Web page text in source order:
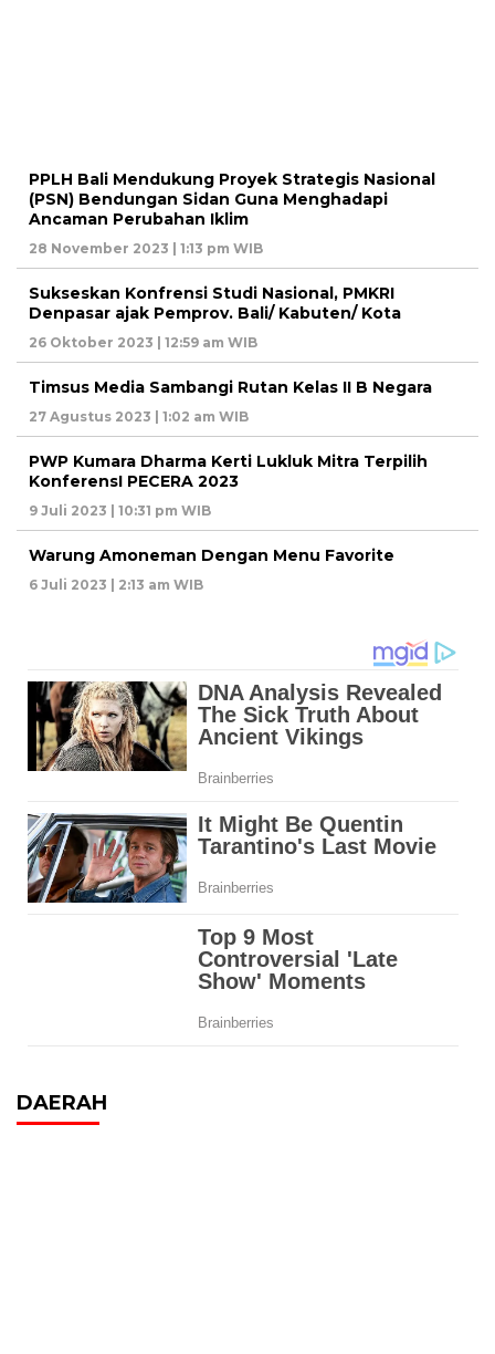
PPLH Bali Mendukung Proyek Strategis Nasional
(PSN) Bendungan Sidan Guna Menghadapi
Ancaman Perubahan Iklim
28 November 2023 | 1:13 pm WIB
Sukseskan Konfrensi Studi Nasional, PMKRI
Denpasar ajak Pemprov. Bali/ Kabuten/ Kota
26 Oktober 2023 | 12:59 am WIB
Timsus Media Sambangi Rutan Kelas II B Negara
27 Agustus 2023 | 1:02 am WIB
PWP Kumara Dharma Kerti Lukluk Mitra Terpilih
KonferensI PECERA 2023
9 Juli 2023 | 10:31 pm WIB
Warung Amoneman Dengan Menu Favorite
6 Juli 2023 | 2:13 am WIB
DAERAH